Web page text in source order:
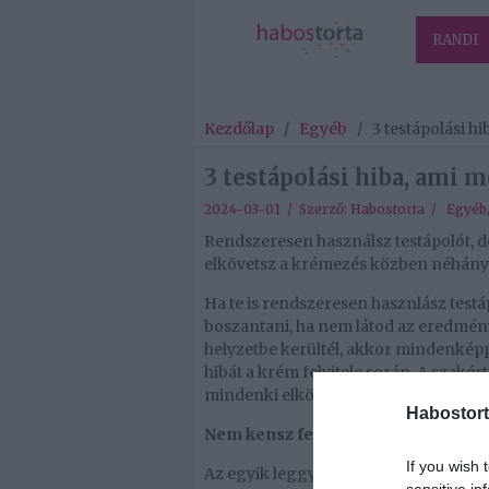
If you wish
RANDI
Kezdőlap / Egyéb / 3 testápolási
3 testápolási hiba, ami
2024-03-01 / Szerző: Habostorta / Egyéb,
Rendszeresen használsz testápolót,
elkövetsz a krémezés közben
Ha te is rendszeresen hasznlász
boszantani, ha nem látod az
helyzetbe kerültél, akkor
hibát a krém felvitele során. A
mindenki elkövet, ezeket szedtük
Nem kensz fel elég krémet
Az egyik leggyakoribb hiba a túl